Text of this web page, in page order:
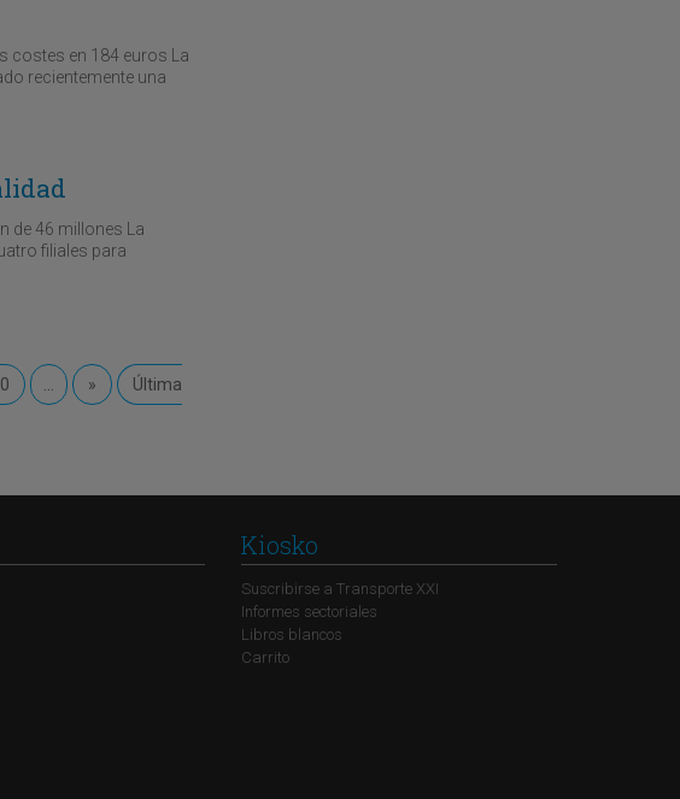
costes en 184 euros La
recientemente una
de 46 millones La
filiales para
»
Última
Kiosko
Suscribirse a Transporte XXI
Informes sectoriales
Libros blancos
Carrito